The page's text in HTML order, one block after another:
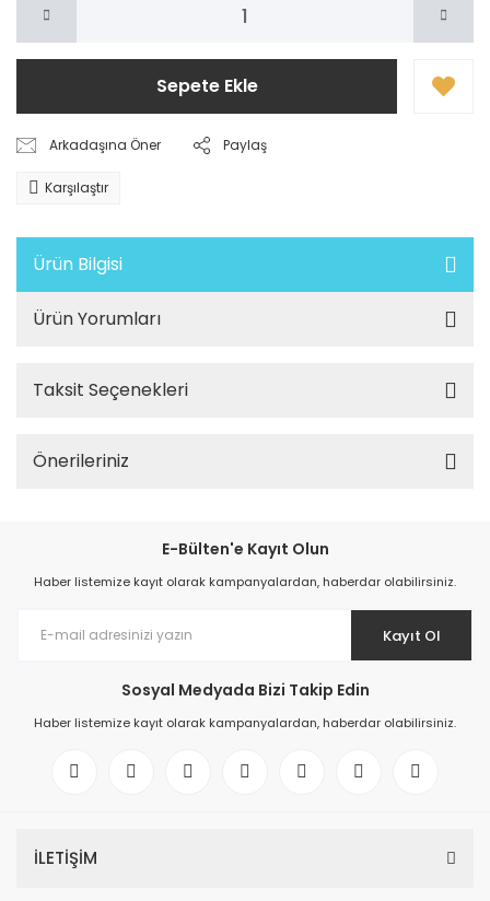
Sepete Ekle
Arkadaşına Öner Paylaş
Karşılaştır
Ürün Bilgisi
Ürün Yorumları
Taksit Seçenekleri
Önerileriniz
E-Bülten'e Kayıt Olun
Haber listemize kayıt olarak kampanyalardan, haberdar olabilirsiniz.
Kayıt Ol
Sosyal Medyada Bizi Takip Edin
Haber listemize kayıt olarak kampanyalardan, haberdar olabilirsiniz.
İLETİŞİM